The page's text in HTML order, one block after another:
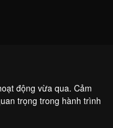
động vừa qua. Cảm
trọng trong hành trình